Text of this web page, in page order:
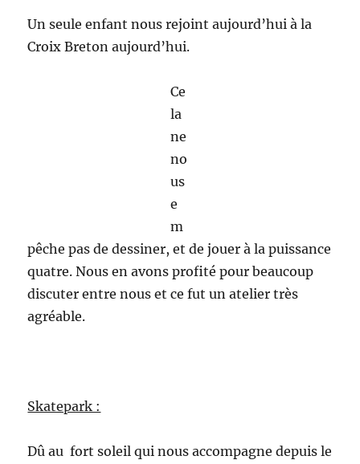
Un seule enfant nous rejoint aujourd’hui à la
Croix Breton aujourd’hui.
Ce
la
ne
no
us
e
m
pêche pas de dessiner, et de jouer à la puissance
quatre. Nous en avons profité pour beaucoup
discuter entre nous et ce fut un atelier très
agréable.
Skatepark :
Dû au fort soleil qui nous accompagne depuis le